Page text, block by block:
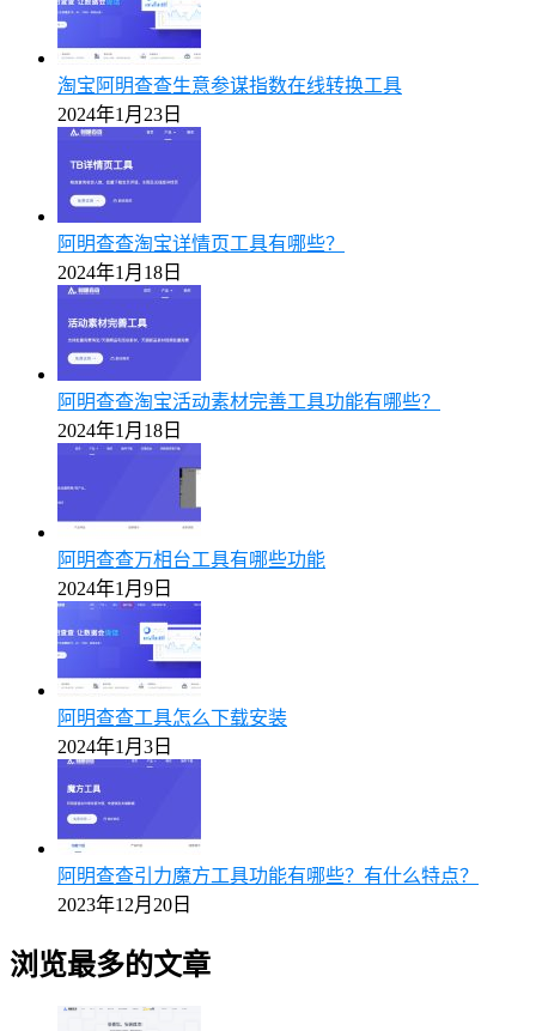
淘宝阿明查查生意参谋指数在线转换工具
2024年1月23日
阿明查查淘宝详情页工具有哪些？
2024年1月18日
阿明查查淘宝活动素材完善工具功能有哪些？
2024年1月18日
阿明查查万相台工具有哪些功能
2024年1月9日
阿明查查工具怎么下载安装
2024年1月3日
阿明查查引力魔方工具功能有哪些？有什么特点？
2023年12月20日
浏览最多的文章